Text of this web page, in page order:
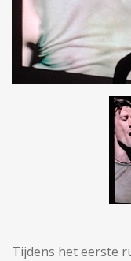
Tijdens het eerste